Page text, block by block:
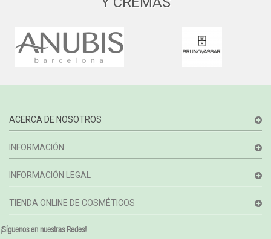
ACERCA DE NOSOTROS
INFORMACIÓN
INFORMACIÓN LEGAL
TIENDA ONLINE DE COSMÉTICOS
¡Síguenos en nuestras Redes!